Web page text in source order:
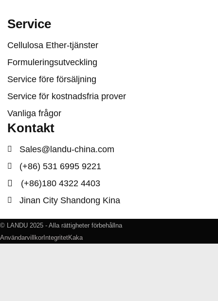
Service
Cellulosa Ether-tjänster
Formuleringsutveckling
Service före försäljning
Service för kostnadsfria prover
Vanliga frågor
Kontakt
Sales@landu-china.com
(+86) 531 6995 9221
(+86)180 4322 4403
Jinan City Shandong Kina
© LANDU 2025 - Alla rättigheter förbehållna
AnvändarvillkorIntegritetKaka